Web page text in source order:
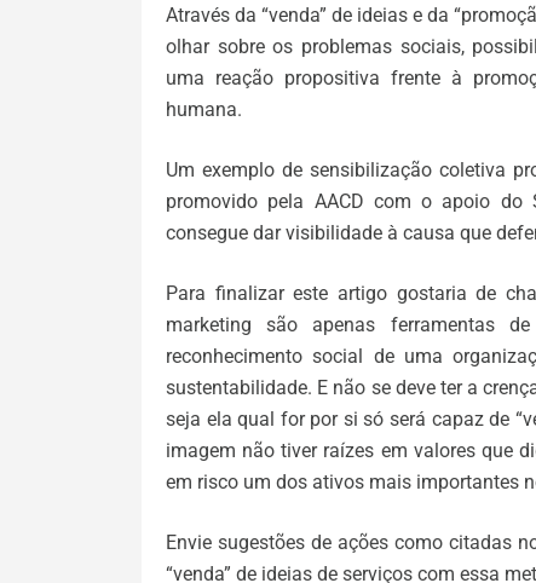
Através da “venda” de ideias e da
olhar sobre os problemas sociais,
uma reação propositiva frente à
humana.
Um exemplo de sensibilização coletiva
promovido pela AACD com o apoio do
consegue dar visibilidade à causa que
Para finalizar este artigo gostaria de
marketing são apenas ferramentas
reconhecimento social de uma
sustentabilidade. E não se deve ter a
seja ela qual for por si só será capaz de
imagem não tiver raízes em valores que
em risco um dos ativos mais importantes
Envie sugestões de ações como citadas
“venda” de ideias de serviços com essa